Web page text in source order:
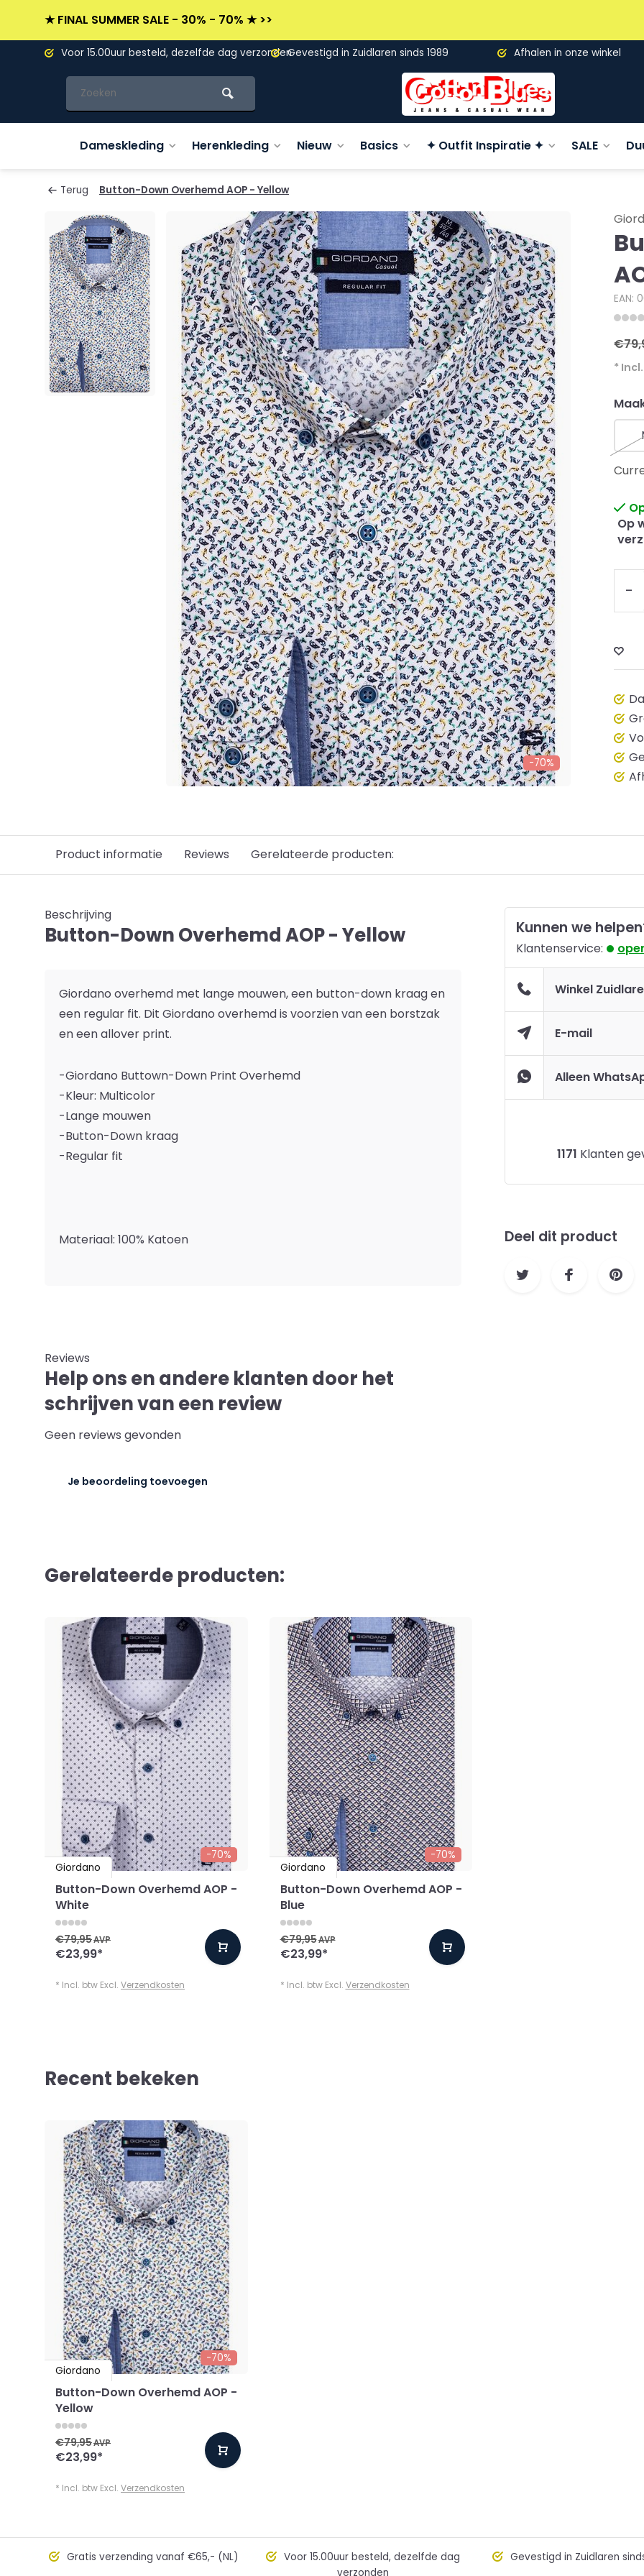
★ FINAL SUMMER SALE - 30% - 70% ★ >>
Voor 15.00uur besteld, dezelfde dag verzondenGevestigd in Zuidlaren sinds 1989 Afhalen in onze winkel
Dameskleding Herenkleding Nieuw Basics ✦ Outfit Inspiratie ✦ SALE
Terug Button-Down Overhemd AOP - Yellow
-70%
EAN:
*
Op
-
Product informatie Reviews Gerelateerde producten:
Beschrijving
Button-Down Overhemd AOP - Yellow
Giordano overhemd met lange mouwen, een button-down kraag en
een regular fit. Dit Giordano overhemd is voorzien van een borstzak
en een allover print.
-Giordano Buttown-Down Print Overhemd
-Kleur: Multicolor
-Lange mouwen
-Button-Down kraag
-Regular fit
Materiaal: 100% Katoen
Kunnen we
Klantenservice:
Winkel
E-mail
Alleen
1171 Klanten
Deel dit product
Reviews
Help ons en andere klanten door het
schrijven van een review
Geen reviews gevonden
Je beoordeling toevoegen
Gerelateerde producten:
-70%
Giordano
Button-Down Overhemd AOP -
White
€79,95AVP
€23,99*
* Incl. btw Excl. Verzendkosten
-70%
Giordano
Button-Down Overhemd AOP -
Blue
€79,95AVP
€23,99*
* Incl. btw Excl. Verzendkosten
Recent bekeken
-70%
Giordano
Button-Down Overhemd AOP -
Yellow
€79,95AVP
€23,99*
* Incl. btw Excl. Verzendkosten
Gratis verzending vanaf €65,- (NL)
Voor 15.00uur besteld, dezelfde dag
verzonden
Gevestigd in Zuidlaren